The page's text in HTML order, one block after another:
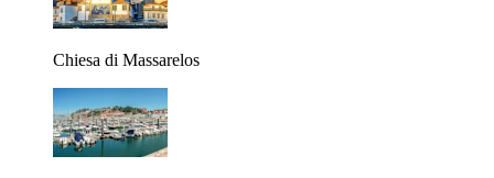
Chiesa di Massarelos